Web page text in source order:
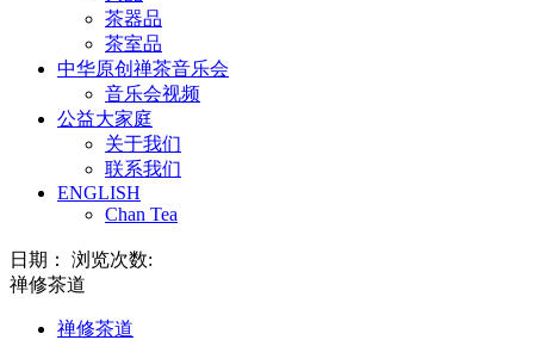
茶器品
茶室品
中华原创禅茶音乐会
音乐会视频
公益大家庭
关于我们
联系我们
ENGLISH
Chan Tea
日期： 浏览次数:
禅修茶道
禅修茶道